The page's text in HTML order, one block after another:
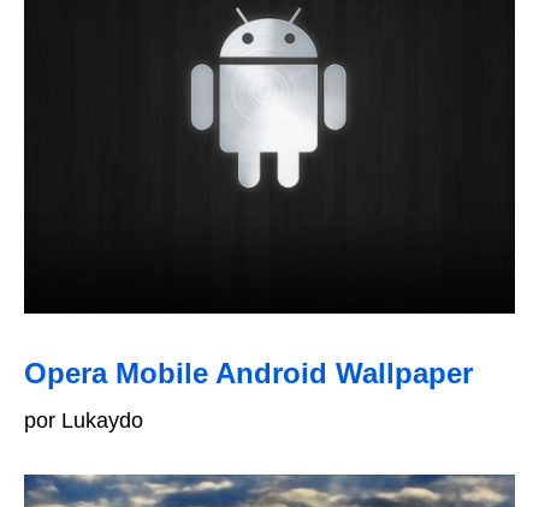
Opera Mobile Android Wallpaper
por Lukaydo